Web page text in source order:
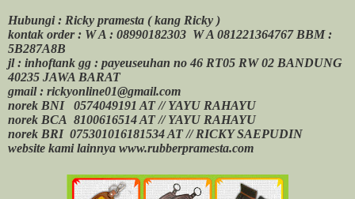
Hubungi : Ricky pramesta ( kang Ricky )
kontak order : W A : 08990182303 W A 081221364767 BBM :
5B287A8B
jl : inhoftank gg : payeuseuhan no 46 RT05 RW 02 BANDUNG
40235 JAWA BARAT
gmail : rickyonline01@gmail.com
norek BNI
0574049191 AT // YAYU RAHAYU
norek BCA 8100616514 AT // YAYU RAHAYU
norek BRI 075301016181534 AT // RICKY SAEPUDIN
website kami lainnya www.rubberpramesta.com